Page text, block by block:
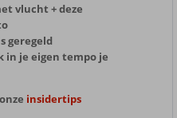
vlucht + deze
geregeld
je eigen tempo je
insidertips